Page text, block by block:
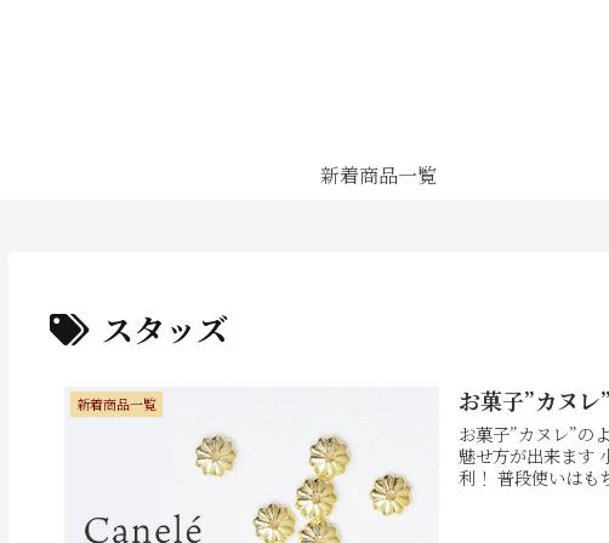
新着商品一覧
スタッズ
新着商品一覧 お菓子”カヌ
お菓子”カヌレ”の
魅せ方が出来ます
利！ 普段使いはも